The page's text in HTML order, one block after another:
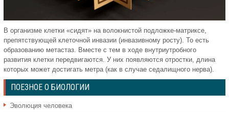
В организме клетки «сидят» на волокнистой подложке-матриксе,
препятствующей клеточной инвазии (инвазивному росту). То есть
образованию метастаз. Вместе с тем в ходе внутриутробного
развития клетки передвигаются. У них появляются отростки, длина
которых может достигать метра (как в случае седалищного нерва).
ПОЕЗНОЕ О БИОЛОГИИ
Эволюция человека